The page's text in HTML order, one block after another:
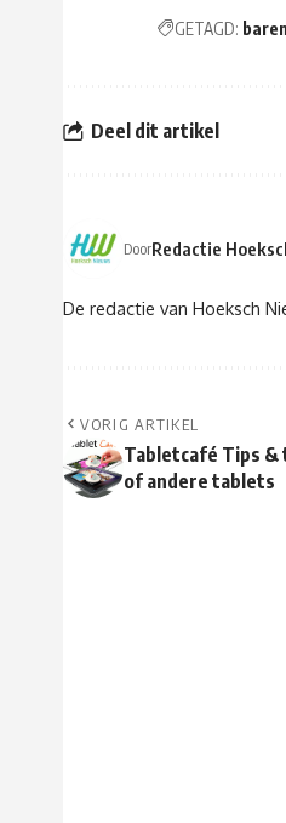
GETAGD:
Deel dit artikel
DoorRedactie
De redactie van Hoeksch
VORIG ARTIKEL
Tabletcafé Tips &
of andere tablets